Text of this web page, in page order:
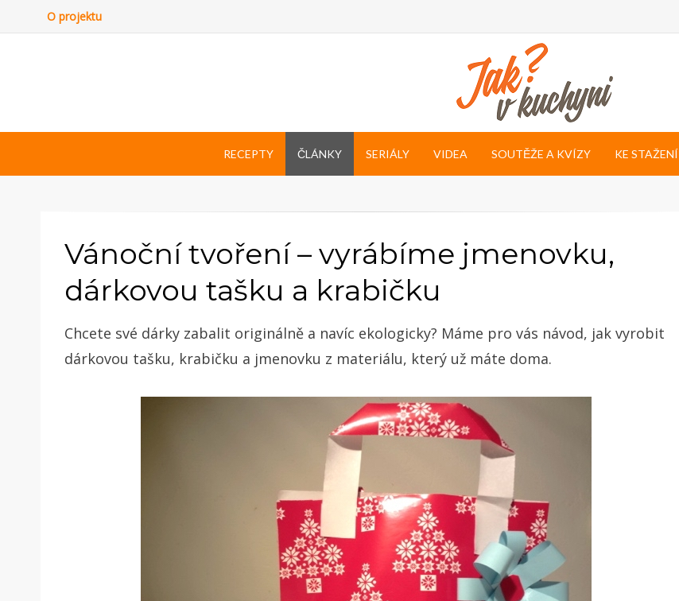
O projektu
RECEPTY ČLÁNKY SERIÁLY VIDEA SOUTĚŽE A KVÍZY KE STAŽENÍ
Vánoční tvoření – vyrábíme jmenovku,
dárkovou tašku a krabičku
Chcete své dárky zabalit originálně a navíc ekologicky? Máme pro vás návod, jak vyrobit
dárkovou tašku, krabičku a jmenovku z materiálu, který už máte doma.